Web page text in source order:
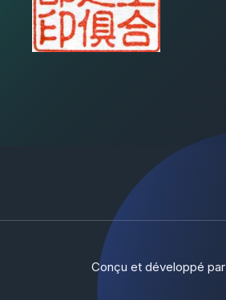
Conçu et développé par